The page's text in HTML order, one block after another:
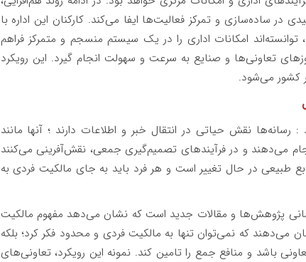
در ساده‌سازی و تمرکز فعالیت‌ها ایفا می‌کند. کارکنان این اداره با
امکانات اداری را در یک سیستم منسجم و متمرکز فراهم
تعاونی‌ها و صنایع به سرعت و سهولت انجام گیرد. این رویکرد
کشور می‌شود.
نقش حیاتی در انتقال خبر و اطلاعات دارند ؛ آنها مانند
می‌دهند و در فرآیندهای تصمیم‌گیری جمعی، نقش‌آفرینی می‌کنند
طبیعی در حال تغییر است و هر فرد باید به جای مالکیت فردی به
پژوهش‌ها و مقالات جدید است که نشان می‌دهد مفهوم مالکیت
می‌دهند که نمی‌توان تنها به مالکیت فردی و محدود فکر کرد؛ بلکه
باشد و منافع جمع را تامین کند. نمونه این رویکرد، تعاونی‌های